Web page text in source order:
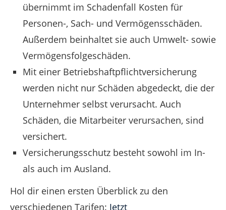
übernimmt im Schadenfall Kosten für
Personen-, Sach- und Vermögensschäden.
Außerdem beinhaltet sie auch Umwelt- sowie
Vermögensfolgeschäden.
Mit einer Betriebshaftpflichtversicherung
werden nicht nur Schäden abgedeckt, die der
Unternehmer selbst verursacht. Auch
Schäden, die Mitarbeiter verursachen, sind
versichert.
Versicherungsschutz besteht sowohl im In-
als auch im Ausland.
Hol dir einen ersten Überblick zu den
verschiedenen Tarifen: Jetzt